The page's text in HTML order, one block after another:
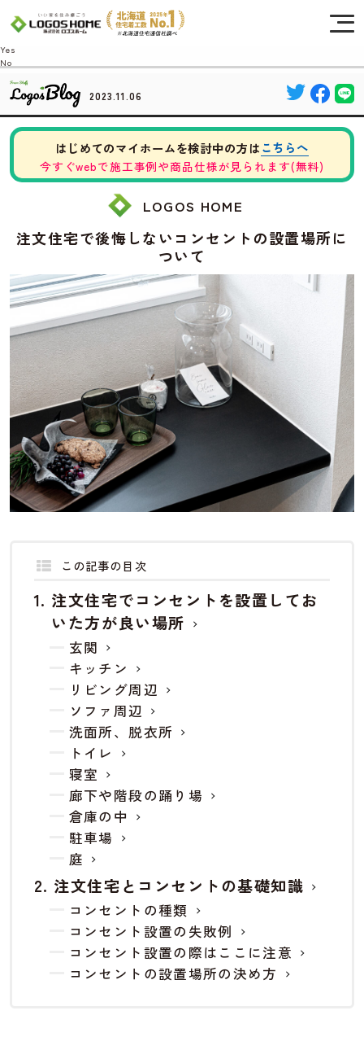
2023.11.06
はじめてのマイホームを検討中の方はこちらへ
今すぐwebで施工事例や商品仕様が見られます(無料)
LOGOS HOME
注文住宅で後悔しないコンセントの設置場所に
ついて
この記事の目次
注文住宅でコンセントを設置してお
いた方が良い場所
玄関
キッチン
リビング周辺
ソファ周辺
洗面所、脱衣所
トイレ
寝室
廊下や階段の踊り場
倉庫の中
駐車場
庭
注文住宅とコンセントの基礎知識
コンセントの種類
コンセント設置の失敗例
コンセント設置の際はここに注意
コンセントの設置場所の決め方
Cookie を使用して、お客様の活動を追跡してもよろしいですか? 当社ではお客様の
プライバシーを極めて重視しています。詳細について、およびご質問がある場合
は、当社のプライバシーポリシーをご覧ください。
Yes
No